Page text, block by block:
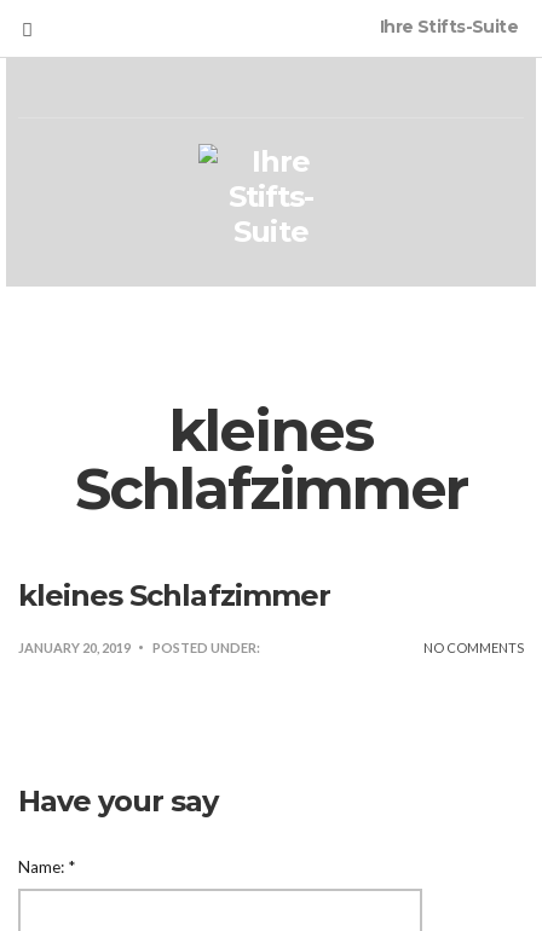
Ihre Stifts-Suite
kleines
Schlafzimmer
kleines Schlafzimmer
JANUARY 20, 2019 POSTED UNDER: NO COMMENTS
Have your say
Name: *